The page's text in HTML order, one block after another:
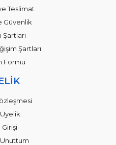
Teslimat
Güvenlik
Şartları
Şartları
Formu
Girişi